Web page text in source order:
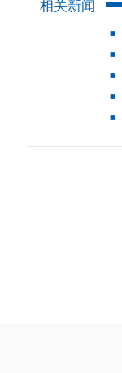
相关新闻